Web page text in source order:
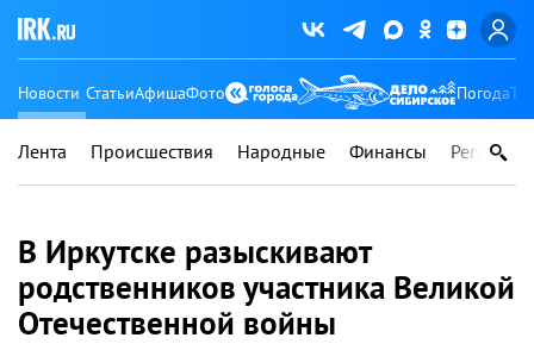
Новости СтатьиАфишаФото Погода
Лента Происшествия Народные Финансы Регионы
В Иркутске разыскивают
родственников участника Великой
Отечественной войны